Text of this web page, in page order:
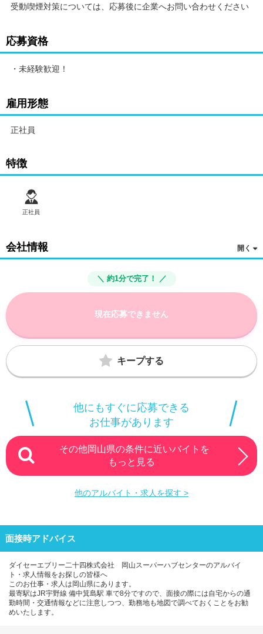
受動喫煙対策については、応募後に企業へお問い合わせください
応募資格
・未経験歓迎！
雇用形態
正社員
特徴
正社員
会社情報
＼ 約1分で完了！ ／
現在応募できません
キープする
他にもすぐに応募できる
お仕事があります
その他岡山県の条件に近いバイトを
もっと見る
他のアルバイト・求人を探す >
面接時アドバイス
ダイセーエブリー二十四株式会社 岡山スーパーハブセンターのアルバイ
ト・求人情報をお探しの皆様へ
このお仕事・求人は岡山県にあります。
最寄駅はJR宇野線 備中箕島駅 車で8分ですので、面接の際には自宅からの通
勤時間・交通情報などに注意しつつ、勤務地も地図で調べておくことをお勧
めいたします。